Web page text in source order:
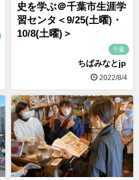
史を学ぶ＠千葉市生涯学
習センタ＜9/25(土曜)・
10/8(土曜)＞
千葉
ちばみなとjp
2022/8/4